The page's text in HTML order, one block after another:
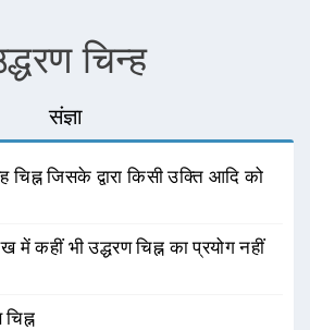
चिन्ह
संज्ञा
चिह्न जिसके द्वारा किसी उक्ति आदि को
में कहीं भी उद्धरण चिह्न का प्रयोग नहीं